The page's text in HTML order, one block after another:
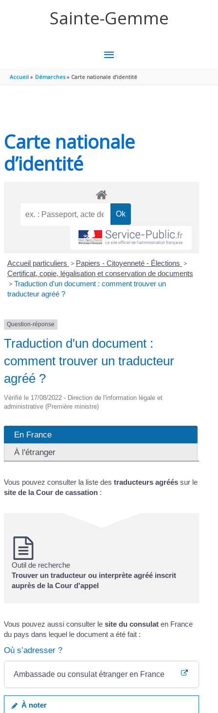
Sainte-Gemme
MENU
PRINCIPAL
Accueil Démarches Carte nationale d’identité
Carte nationale
d’identité
Accueil particuliers > Papiers - Citoyenneté - Élections >
Certificat, copie, légalisation et conservation de documents
> Traduction d'un document : comment trouver un
traducteur agréé ?
Question-réponse
Traduction d'un document :
comment trouver un traducteur
agréé ?
Vérifié le 17/08/2022 - Direction de l'information légale et
administrative (Première ministre)
En France
À l'étranger
Vous pouvez consulter la liste destraducteurs agréés sur le
site de la Cour de cassation :
Outil de recherche
Trouver un traducteur ou interprète agréé inscrit
auprès de la Cour d'appel
Vous pouvez aussi consulter lesite du consulat en France
du pays dans lequel le document a été fait :
Où s’adresser ?
Ambassade ou consulat étranger en France
À noter